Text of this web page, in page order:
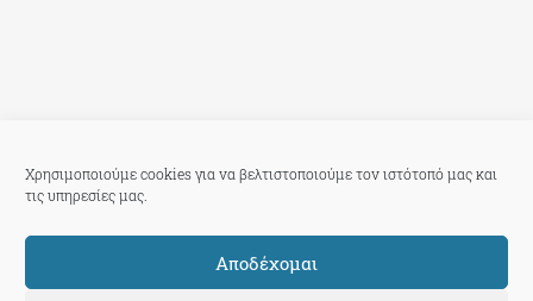
Χρησιμοποιούμε cookies για να βελτιστοποιούμε τον ιστότοπό μας και
τις υπηρεσίες μας.
Αποδέχομαι